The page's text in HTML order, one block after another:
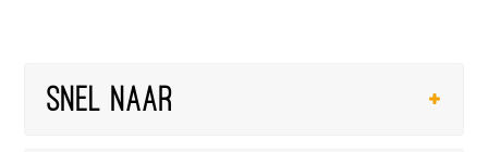
Snel naar